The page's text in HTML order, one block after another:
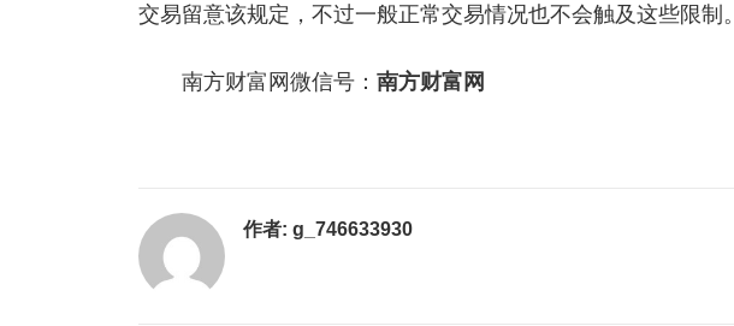
交易留意该规定，不过一般正常交易情况也不会触及这些限制。
南方财富网微信号： 南方财富网
作者: g_746633930